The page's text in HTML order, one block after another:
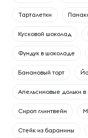
Тарталетки
Кусковой шоколад
Фундук в шоколаде
Банановый торт
Апельсиновые дольки
Сироп глинтвейн
Cтейк из баранины